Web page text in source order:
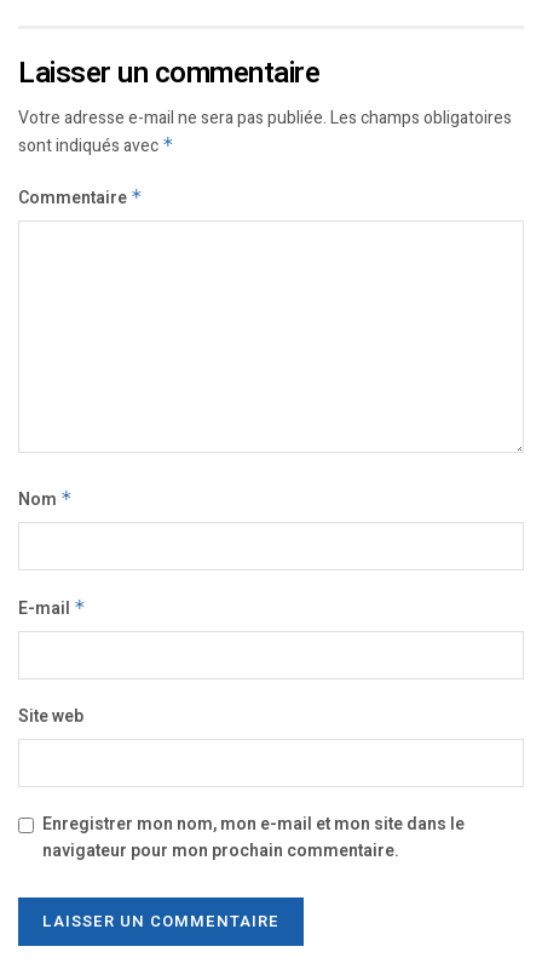
Laisser un commentaire
Votre adresse e-mail ne sera pas publiée.Les champs obligatoires
sont indiqués avec *
Commentaire *
Nom *
E-mail *
Site web
Enregistrer mon nom, mon e-mail et mon site dans le
navigateur pour mon prochain commentaire.